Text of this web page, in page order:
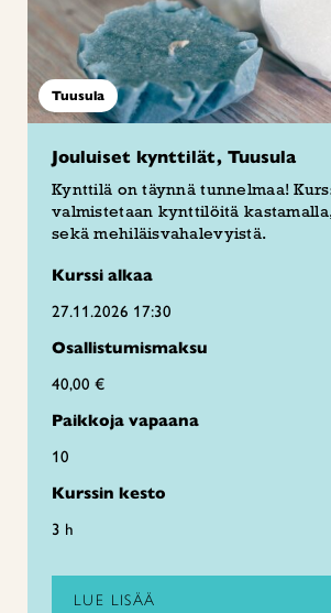
Tuusula
Jouluiset kynttilät, Tuusula
Kynttilä on täynnä tunnelmaa!
valmistetaan kynttilöitä
sekä mehiläisvahalevyistä.
Kurssi alkaa
27.11.2026 17:30
Osallistumismaksu
40,00 €
Paikkoja vapaana
10
Kurssin kesto
3 h
LUE LISÄÄ